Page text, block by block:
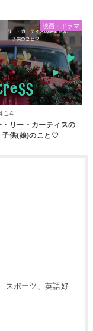
映画・ドラマ
・リー・カーティスの
子供(娘)のこと♡
スポーツ、英語好